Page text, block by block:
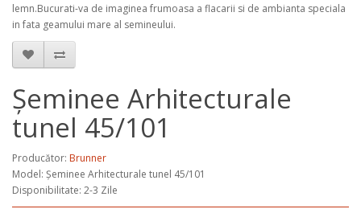
lemn.Bucurati-va de imaginea frumoasa a flacarii si de ambianta speciala
in fata geamului mare al semineului.
Șeminee Arhitecturale
tunel 45/101
Producător: Brunner
Model: Șeminee Arhitecturale tunel 45/101
Disponibilitate: 2-3 Zile